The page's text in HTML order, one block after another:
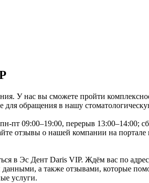
У нас вы сможете пройти
для обращения в нашу
09:00–19:00, перерыв 13:00–14:00;
отзывы о нашей компании на портале
в Эс Дент Daris VIP. Ждём вас по
а также отзывами, которые
услуги.